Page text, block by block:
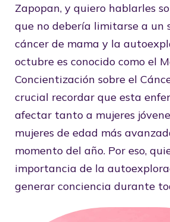
Zapopan, y quiero hablarles
que no debería limitarse a un
cáncer de mama y la
octubre es conocido como el
Concientización sobre el
crucial recordar que esta
afectar tanto a mujeres
mujeres de edad más
momento del año. Por eso,
importancia de la
generar conciencia durante